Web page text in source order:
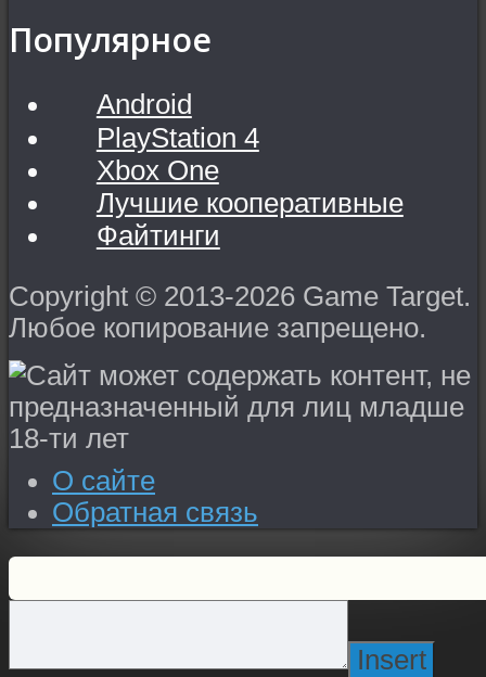
Популярное
Android
PlayStation 4
Xbox One
Лучшие кооперативные
Файтинги
Copyright © 2013-2026 Game Target.
Любое копирование запрещено.
О сайте
Обратная связь
Insert